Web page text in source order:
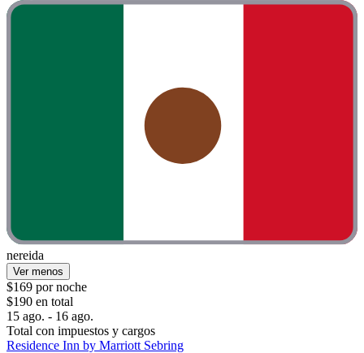
nereida
Ver menos
$169 por noche
$190 en total
15 ago. - 16 ago.
Total con impuestos y cargos
Residence Inn by Marriott Sebring